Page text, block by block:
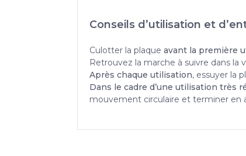
Conseils d’utilisation et
Culotter la plaque avant la première
Retrouvez la marche à suivre dans la
Après chaque utilisation, essuyer la
Dans le cadre d’une utilisation très
mouvement circulaire et terminer en